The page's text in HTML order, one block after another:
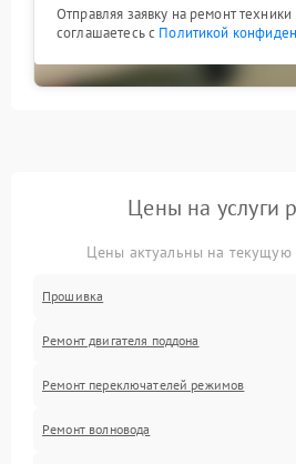
Отправляя заявку на ремонт
соглашаетесь с Политикой
Цены на услуги
Цены актуальны на текущую
Прошивка
Ремонт двигателя поддона
Ремонт переключателей режимов
Ремонт волновода